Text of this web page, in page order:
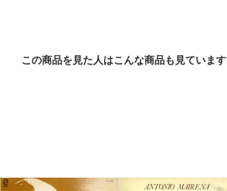
この商品を見た人はこんな商品も見ています